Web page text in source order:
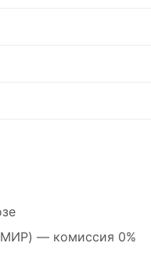
МИР) — комиссия 0%